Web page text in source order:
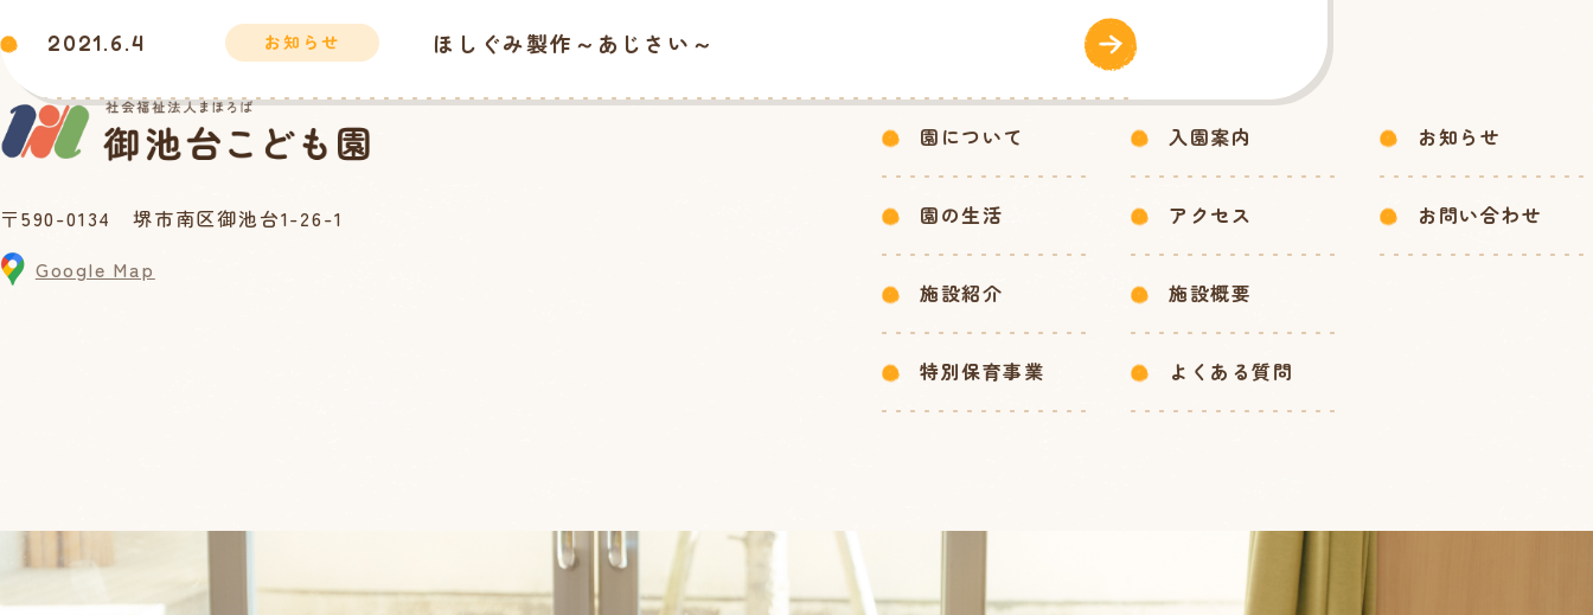
2021.6.4 お知らせ ほしぐみ製作～あじさい～
〒590-0134 堺市南区御池台1-26-1
Google Map
園について
園の生活
施設紹介
特別保育事業
入園案内
アクセス
施設概要
よくある質問
お知らせ
お問い合わせ